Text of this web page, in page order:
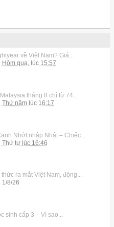
về Việt Nam? Giá...
Hôm qua, lúc 15:57
tháng 8 chỉ từ 74...
Thứ năm lúc 16:17
Nhớt nhập Nhật – Chiếc...
Thứ tư lúc 16:46
ra mắt Việt Nam, động...
1/8/26
sinh cấp 3 – Vì sao...